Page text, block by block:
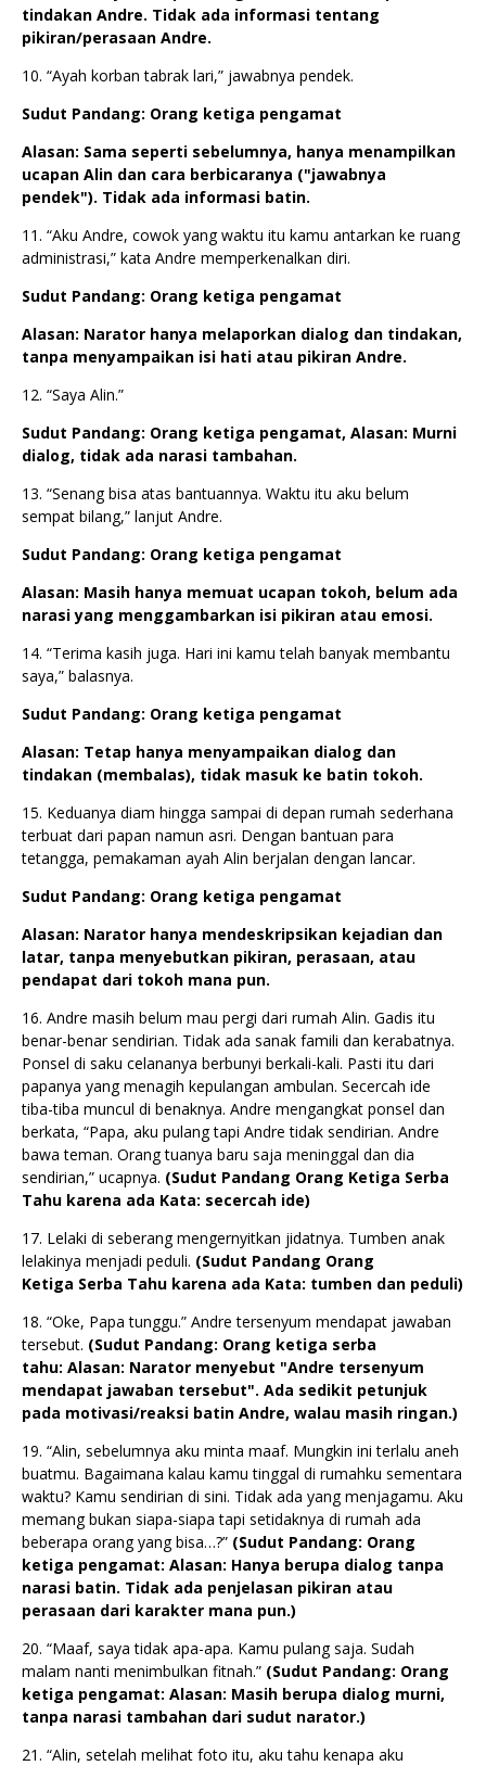
tindakan Andre. Tidak ada informasi tentang
pikiran/perasaan Andre.
10. “Ayah korban tabrak lari,” jawabnya pendek.
Sudut Pandang: Orang ketiga pengamat
Alasan: Sama seperti sebelumnya, hanya menampilkan
ucapan Alin dan cara berbicaranya ("jawabnya
pendek"). Tidak ada informasi batin.
11. “Aku Andre, cowok yang waktu itu kamu antarkan ke ruang
administrasi,” kata Andre memperkenalkan diri.
Sudut Pandang: Orang ketiga pengamat
Alasan: Narator hanya melaporkan dialog dan tindakan,
tanpa menyampaikan isi hati atau pikiran Andre.
12. “Saya Alin.”
Sudut Pandang: Orang ketiga pengamat, Alasan: Murni
dialog, tidak ada narasi tambahan.
13. “Senang bisa atas bantuannya. Waktu itu aku belum
sempat bilang,” lanjut Andre.
Sudut Pandang: Orang ketiga pengamat
Alasan: Masih hanya memuat ucapan tokoh, belum ada
narasi yang menggambarkan isi pikiran atau emosi.
14. “Terima kasih juga. Hari ini kamu telah banyak membantu
saya,” balasnya.
Sudut Pandang: Orang ketiga pengamat
Alasan: Tetap hanya menyampaikan dialog dan
tindakan (membalas), tidak masuk ke batin tokoh.
15. Keduanya diam hingga sampai di depan rumah sederhana
terbuat dari papan namun asri. Dengan bantuan para
tetangga, pemakaman ayah Alin berjalan dengan lancar.
Sudut Pandang: Orang ketiga pengamat
Alasan: Narator hanya mendeskripsikan kejadian dan
latar, tanpa menyebutkan pikiran, perasaan, atau
pendapat dari tokoh mana pun.
16. Andre masih belum mau pergi dari rumah Alin. Gadis itu
benar-benar sendirian. Tidak ada sanak famili dan kerabatnya.
Ponsel di saku celananya berbunyi berkali-kali. Pasti itu dari
papanya yang menagih kepulangan ambulan. Secercah ide
tiba-tiba muncul di benaknya. Andre mengangkat ponsel dan
berkata, “Papa, aku pulang tapi Andre tidak sendirian. Andre
bawa teman. Orang tuanya baru saja meninggal dan dia
sendirian,” ucapnya. (Sudut Pandang Orang Ketiga Serba
Tahu karena ada Kata: secercah ide)
17. Lelaki di seberang mengernyitkan jidatnya. Tumben anak
lelakinya menjadi peduli. (Sudut Pandang Orang
Ketiga Serba Tahu karena ada Kata: tumben dan peduli)
18. “Oke, Papa tunggu.” Andre tersenyum mendapat jawaban
tersebut. (Sudut Pandang: Orang ketiga serba
tahu: Alasan: Narator menyebut "Andre tersenyum
mendapat jawaban tersebut". Ada sedikit petunjuk
pada motivasi/reaksi batin Andre, walau masih ringan.)
19. “Alin, sebelumnya aku minta maaf. Mungkin ini terlalu aneh
buatmu. Bagaimana kalau kamu tinggal di rumahku sementara
waktu? Kamu sendirian di sini. Tidak ada yang menjagamu. Aku
memang bukan siapa-siapa tapi setidaknya di rumah ada
beberapa orang yang bisa…?” (Sudut Pandang: Orang
ketiga pengamat: Alasan: Hanya berupa dialog tanpa
narasi batin. Tidak ada penjelasan pikiran atau
perasaan dari karakter mana pun.)
20. “Maaf, saya tidak apa-apa. Kamu pulang saja. Sudah
malam nanti menimbulkan fitnah.” (Sudut Pandang: Orang
ketiga pengamat: Alasan: Masih berupa dialog murni,
tanpa narasi tambahan dari sudut narator.)
21. “Alin, setelah melihat foto itu, aku tahu kenapa aku